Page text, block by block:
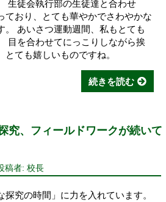
生徒会執行部の生徒達と合わせ
ており、とても華やかでさわやかな
。 あいさつ運動週間、私もとても
目を合わせてにっこりしながら挨
ても嬉しいものですね。
続きを読む
、フィールドワークが続いて
稿者: 校長
究の時間」に力を入れています。